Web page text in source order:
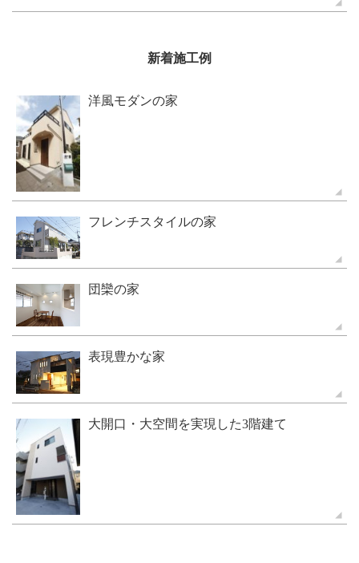
新着施工例
洋風モダンの家
フレンチスタイルの家
団欒の家
表現豊かな家
大開口・大空間を実現した3階建て